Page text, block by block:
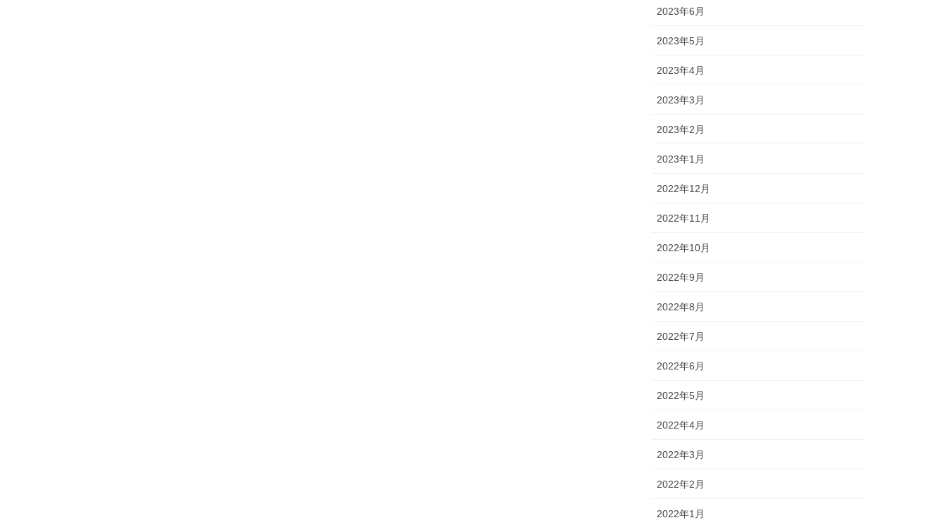
2023年6月
2023年5月
2023年4月
2023年3月
2023年2月
2023年1月
2022年12月
2022年11月
2022年10月
2022年9月
2022年8月
2022年7月
2022年6月
2022年5月
2022年4月
2022年3月
2022年2月
2022年1月